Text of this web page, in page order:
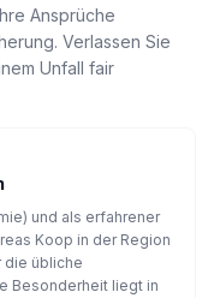
Ansprüche
Verlassen Sie
Unfall fair
und als erfahrener
Koop in der Region
die übliche
Besonderheit liegt in